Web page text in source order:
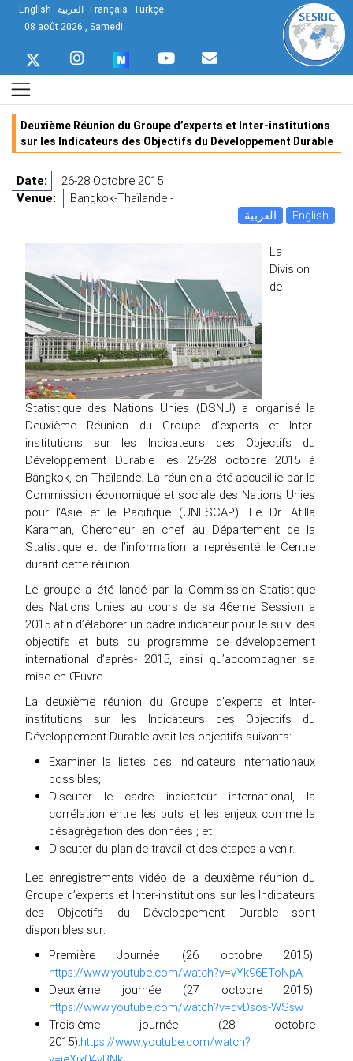
English العربية Français Türkçe
08 août 2026 , Samedi
Deuxième Réunion du Groupe d’experts et Inter-institutions
sur les Indicateurs des Objectifs du Développement Durable
Date:
26-28 Octobre 2015
Venue:
Bangkok-Thaïlande -
العربية
English
La
Division
de
Statistique des Nations Unies (DSNU) a organisé la
Deuxième Réunion du Groupe d’experts et Inter-
institutions sur les Indicateurs des Objectifs du
Développement Durable les 26-28 octobre 2015 à
Bangkok, en Thaïlande. La réunion a été accueillie par la
Commission économique et sociale des Nations Unies
pour l'Asie et le Pacifique (UNESCAP). Le Dr. Atilla
Karaman, Chercheur en chef au Département de la
Statistique et de l’information a représenté le Centre
durant cette réunion.
Le groupe a été lancé par la Commission Statistique
des Nations Unies au cours de sa 46eme Session a
2015 afin d’élaborer un cadre indicateur pour le suivi des
objectifs et buts du programme de développement
international d’après- 2015, ainsi qu’accompagner sa
mise en Œuvre.
La deuxième réunion du Groupe d’experts et Inter-
institutions sur les Indicateurs des Objectifs du
Développement Durable avait les objectifs suivants:
Examiner la listes des indicateurs internationaux
possibles;
Discuter le cadre indicateur international, la
corrélation entre les buts et les enjeux comme la
désagrégation des données ; et
Discuter du plan de travail et des étapes à venir.
Les enregistrements vidéo de la deuxième réunion du
Groupe d’experts et Inter-institutions sur les Indicateurs
des Objectifs du Développement Durable sont
disponibles sur:
Première Journée (26 octobre 2015):
https://www.youtube.com/watch?v=vYk96EToNpA
Deuxième journée (27 octobre 2015):
https://www.youtube.com/watch?v=dvDsos-WSsw
Troisième journée (28 octobre
2015):https://www.youtube.com/watch?